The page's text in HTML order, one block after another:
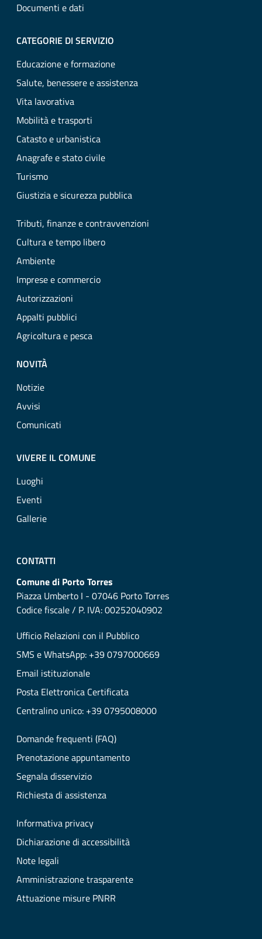
Documenti e dati
CATEGORIE DI SERVIZIO
Educazione e formazione
Salute, benessere e assistenza
Vita lavorativa
Mobilità e trasporti
Catasto e urbanistica
Anagrafe e stato civile
Turismo
Giustizia e sicurezza pubblica
Tributi, finanze e contravvenzioni
Cultura e tempo libero
Ambiente
Imprese e commercio
Autorizzazioni
Appalti pubblici
Agricoltura e pesca
NOVITÀ
Notizie
Avvisi
Comunicati
VIVERE IL COMUNE
Luoghi
Eventi
Gallerie
CONTATTI
Comune di Porto Torres
Piazza Umberto I - 07046 Porto Torres
Codice fiscale / P. IVA: 00252040902
Ufficio Relazioni con il Pubblico
SMS e WhatsApp: +39 0797000669
Email istituzionale
Posta Elettronica Certificata
Centralino unico: +39 0795008000
Domande frequenti (FAQ)
Prenotazione appuntamento
Segnala disservizio
Richiesta di assistenza
Informativa privacy
Dichiarazione di accessibilità
Note legali
Amministrazione trasparente
Attuazione misure PNRR